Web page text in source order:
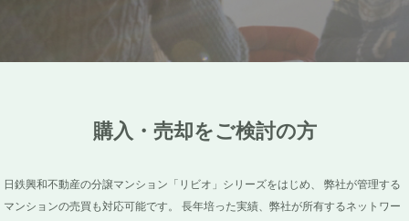
購入・売却をご検討の方
日鉄興和不動産の分譲マンション「リビオ」シリーズをはじめ、
弊社が管理する
マンションの売買も対応可能です。
長年培った実績、弊社が所有するネットワー